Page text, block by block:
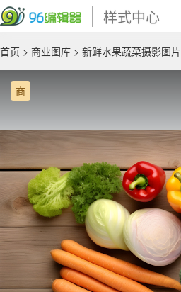
样式中心
首页 > 商业图库 > 新鲜水果蔬菜摄影图片
商